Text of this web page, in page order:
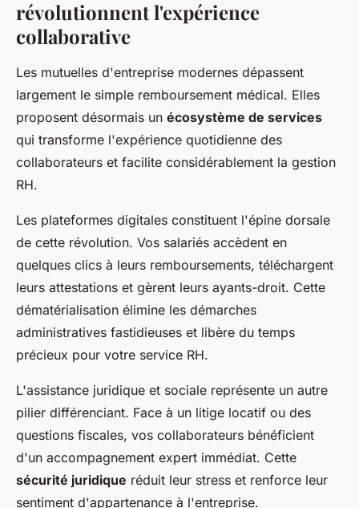
révolutionnent l'expérience
collaborative
Les mutuelles d'entreprise modernes dépassent
largement le simple remboursement médical. Elles
proposent désormais un écosystème de services
qui transforme l'expérience quotidienne des
collaborateurs et facilite considérablement la gestion
RH.
Les plateformes digitales constituent l'épine dorsale
de cette révolution. Vos salariés accèdent en
quelques clics à leurs remboursements, téléchargent
leurs attestations et gèrent leurs ayants-droit. Cette
dématérialisation élimine les démarches
administratives fastidieuses et libère du temps
précieux pour votre service RH.
L'assistance juridique et sociale représente un autre
pilier différenciant. Face à un litige locatif ou des
questions fiscales, vos collaborateurs bénéficient
d'un accompagnement expert immédiat. Cette
sécurité juridique réduit leur stress et renforce leur
sentiment d'appartenance à l'entreprise.